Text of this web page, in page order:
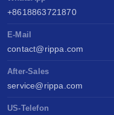
+8618863721870
E-Mail
contact@rippa.com
After-Sales
service@rippa.com
US-Telefon